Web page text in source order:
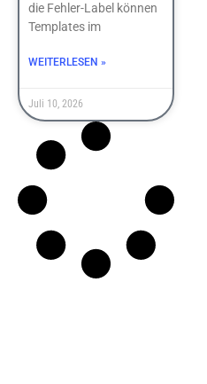
die Fehler-Label können
Templates im
WEITERLESEN »
Juli 10, 2026